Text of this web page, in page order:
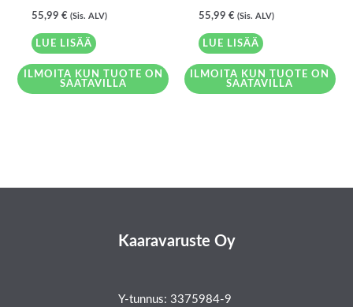
55,99 € (Sis. ALV)
LUE LISÄÄ
ILMOITA KUN TUOTE ON
SAATAVILLA
55,99 € (Sis. ALV)
LUE LISÄÄ
ILMOITA KUN TUOTE ON
SAATAVILLA
Kaaravaruste Oy
Y-tunnus: 3375984-9